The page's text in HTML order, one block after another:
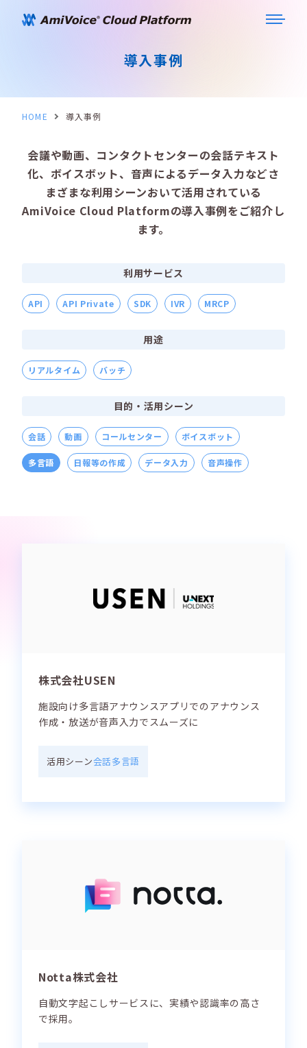
導入事例
HOME 導入事例
会議や動画、コンタクトセンターの会話テキスト
化、ボイスボット、音声によるデータ入力などさ
まざまな利用シーンおいて活用されている
AmiVoice Cloud Platformの導入事例をご紹介し
ます。
利用サービス
API API Private SDK IVR MRCP
用途
リアルタイム​ バッチ
目的・活用シーン
会話 動画 コールセンター ボイスボット
多言語 日報等の作成 データ入力 音声操作
株式会社USEN
施設向け多言語アナウンスアプリでのアナウンス
作成・放送が音声入力でスムーズに
活用シーン会話多言語
Notta株式会社
自動文字起こしサービスに、実績や認識率の高さ
で採用。